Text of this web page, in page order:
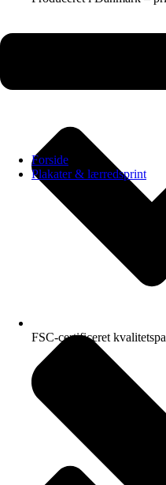
Forside
Plakater & lærredsprint
FSC-certificeret